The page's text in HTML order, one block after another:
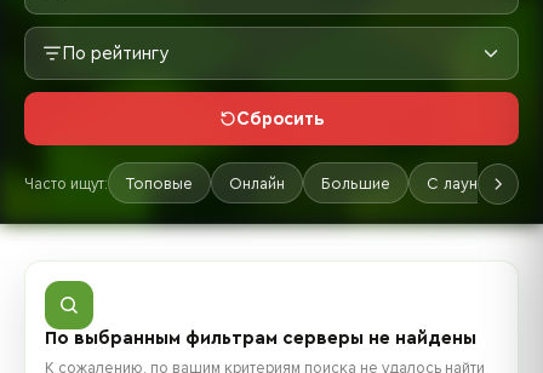
По рейтингу
Сбросить
Часто ищут: Топовые Онлайн Большие С лаунчером
По выбранным фильтрам серверы не найдены
К сожалению, по вашим критериям поиска не удалось найти